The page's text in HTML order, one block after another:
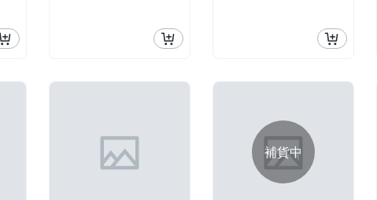
補貨中